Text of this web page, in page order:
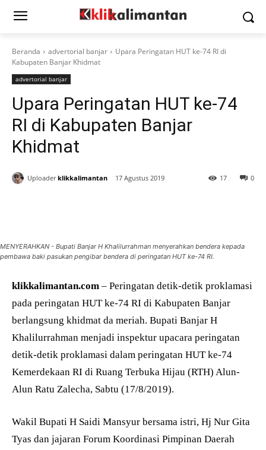
Beranda advertorial banjar
Upara Peringatan HUT ke-74 RI di
Kabupaten Banjar Khidmat
advertorial banjar
Upara Peringatan HUT ke-74
RI di Kabupaten Banjar
Khidmat
Uploader klikkalimantan 17 Agustus 2019 0
17
MENYERAHKAN - Bupati Banjar H Khalilurrahman menyerahkan bendera kepada
pembawa baki pasukan pengibar bendera di peringatan HUT ke-74 RI.
klikkalimantan.com – Peringatan detik-detik proklamasi
pada peringatan HUT ke-74 RI di Kabupaten Banjar
berlangsung khidmat da meriah. Bupati Banjar H
Khalilurrahman menjadi inspektur upacara peringatan
detik-detik proklamasi dalam peringatan HUT ke-74
Kemerdekaan RI di Ruang Terbuka Hijau (RTH) Alun-
Alun Ratu Zalecha, Sabtu (17/8/2019).
Wakil Bupati H Saidi Mansyur bersama istri, Hj Nur Gita
Tyas dan jajaran Forum Koordinasi Pimpinan Daerah